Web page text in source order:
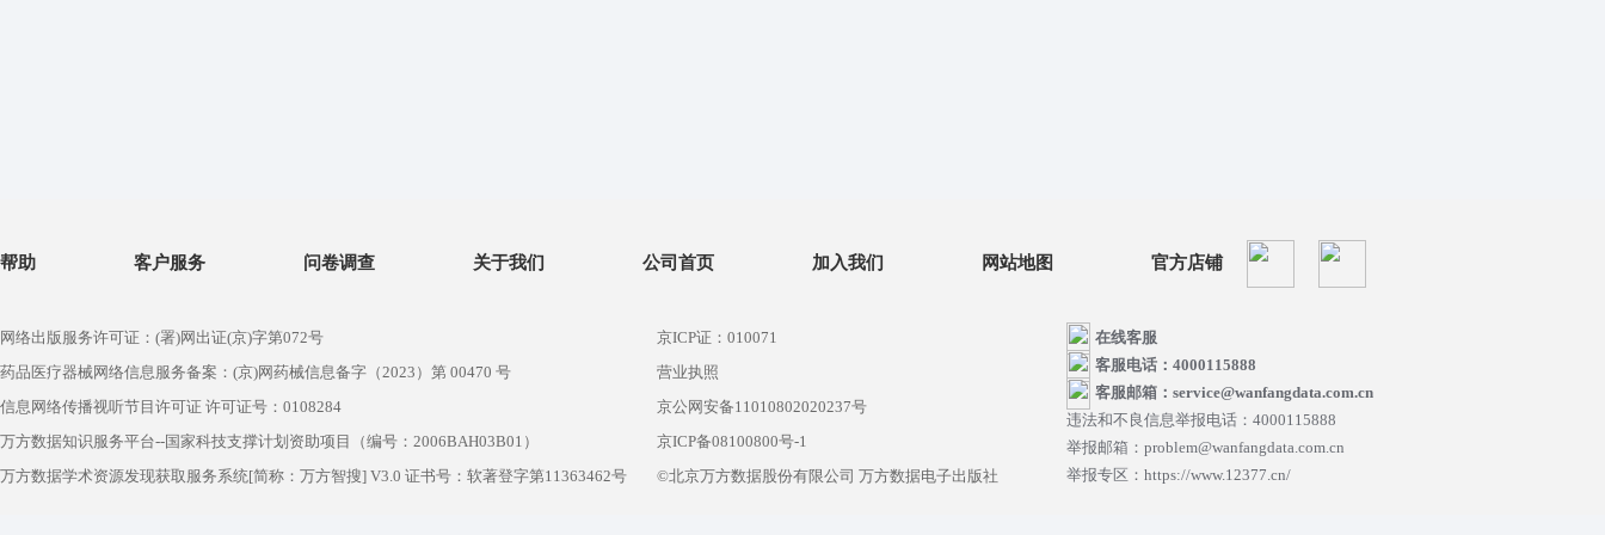
帮助 客户服务 问卷调查 关于我们 公司首页 加入我们 网站地图 官方店铺
网络出版服务许可证：(署)网出证(京)字第072号
药品医疗器械网络信息服务备案：(京)网药械信息备字（2023）第 00470 号
信息网络传播视听节目许可证 许可证号：0108284
万方数据知识服务平台--国家科技支撑计划资助项目（编号：2006BAH03B01）
万方数据学术资源发现获取服务系统[简称：万方智搜] V3.0 证书号：软著登字第11363462号
京ICP证：010071
营业执照
京公网安备11010802020237号
京ICP备08100800号-1
©北京万方数据股份有限公司 万方数据电子出版社
在线客服
客服电话：4000115888
客服邮箱：service@wanfangdata.com.cn
违法和不良信息举报电话：4000115888
举报邮箱：problem@wanfangdata.com.cn
举报专区：https://www.12377.cn/